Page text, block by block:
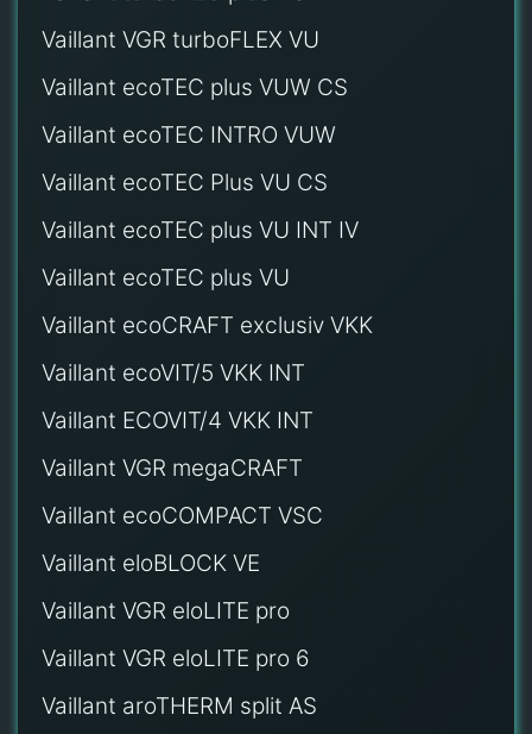
Vaillant VGR turboFLEX VU
Vaillant ecoTEC plus VUW CS
Vaillant ecoTEC INTRO VUW
Vaillant ecoTEC Plus VU CS
Vaillant ecoTEC plus VU INT IV
Vaillant ecoTEC plus VU
Vaillant ecoCRAFT exclusiv VKK
Vaillant ecoVIT/5 VKK INT
Vaillant ECOVIT/4 VKK INT
Vaillant VGR megaCRAFT
Vaillant ecoCOMPACT VSC
Vaillant eloBLOCK VE
Vaillant VGR eloLITE pro
Vaillant VGR eloLITE pro 6
Vaillant aroTHERM split AS